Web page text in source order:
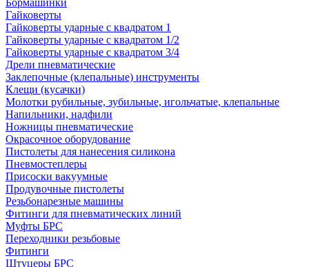
Бормашинки
Гайковерты
Гайковерты ударные с квадратом 1
Гайковерты ударные с квадратом 1/2
Гайковерты ударные с квадратом 3/4
Дрели пневматические
Заклепочные (клепальные) инструменты
Клещи (кусачки)
Молотки рубильные, зубильные, игольчатые, клепальные
Напильники, надфили
Ножницы пневматические
Окрасочное оборудование
Пистолеты для нанесения силикона
Пневмостеплеры
Присоски вакуумные
Продувочные пистолеты
Резьбонарезные машины
Фитинги для пневматических линий
Муфты БРС
Переходники резьбовые
Фитинги
Штуцеры БРС